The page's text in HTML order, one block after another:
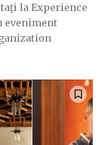
la Experience
eveniment